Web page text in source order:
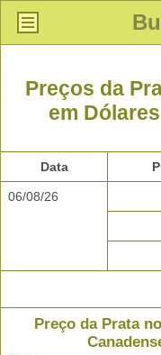
Preços da
em
Data
06/08/26
Preço da Prata